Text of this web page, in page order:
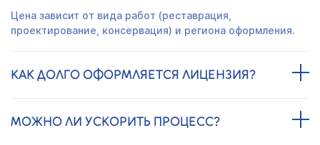
Цена зависит от вида работ (реставрация,
проектирование, консервация) и региона оформления.
КАК ДОЛГО ОФОРМЛЯЕТСЯ ЛИЦЕНЗИЯ?
МОЖНО ЛИ УСКОРИТЬ ПРОЦЕСС?